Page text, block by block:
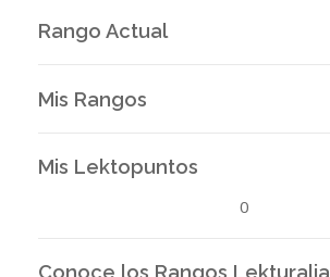
Rango Actual
Mis Rangos
Mis Lektopuntos
0
Conoce los Rangos Lekturalia